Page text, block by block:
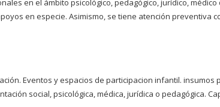
en especie. Asimismo, se tiene atención
Eventos y espacios de participacion infantil.
social, psicológica, médica, jurídica o pedagógica.